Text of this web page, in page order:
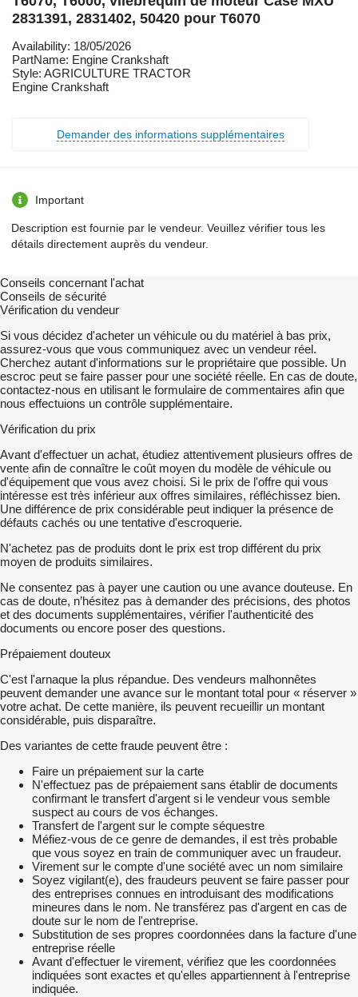
2831391, 2831402, 50420 pour T6070
Availability: 18/05/2026
PartName: Engine Crankshaft
Style: AGRICULTURE TRACTOR
Engine Crankshaft
Demander des informations supplémentaires
Important
Description est fournie par le vendeur. Veuillez vérifier tous les
détails directement auprès du vendeur.
Conseils concernant l'achat
Conseils de sécurité
Vérification du vendeur
Si vous décidez d'acheter un véhicule ou du matériel à bas prix,
assurez-vous que vous communiquez avec un vendeur réel.
Cherchez autant d'informations sur le propriétaire que possible. Un
escroc peut se faire passer pour une société réelle. En cas de doute,
contactez-nous en utilisant le formulaire de commentaires afin que
nous effectuions un contrôle supplémentaire.
Vérification du prix
Avant d'effectuer un achat, étudiez attentivement plusieurs offres de
vente afin de connaître le coût moyen du modèle de véhicule ou
d'équipement que vous avez choisi. Si le prix de l'offre qui vous
intéresse est très inférieur aux offres similaires, réfléchissez bien.
Une différence de prix considérable peut indiquer la présence de
défauts cachés ou une tentative d'escroquerie.
N'achetez pas de produits dont le prix est trop différent du prix
moyen de produits similaires.
Ne consentez pas à payer une caution ou une avance douteuse. En
cas de doute, n’hésitez pas à demander des précisions, des photos
et des documents supplémentaires, vérifier l'authenticité des
documents ou encore poser des questions.
Prépaiement douteux
C'est l'arnaque la plus répandue. Des vendeurs malhonnêtes
peuvent demander une avance sur le montant total pour « réserver »
votre achat. De cette manière, ils peuvent recueillir un montant
considérable, puis disparaître.
Des variantes de cette fraude peuvent être :
Faire un prépaiement sur la carte
N'effectuez pas de prépaiement sans établir de documents
confirmant le transfert d'argent si le vendeur vous semble
suspect au cours de vos échanges.
Transfert de l'argent sur le compte séquestre
Méfiez-vous de ce genre de demandes, il est très probable
que vous soyez en train de communiquer avec un fraudeur.
Virement sur le compte d'une société avec un nom similaire
Soyez vigilant(e), des fraudeurs peuvent se faire passer pour
des entreprises connues en introduisant des modifications
mineures dans le nom. Ne transférez pas d'argent en cas de
doute sur le nom de l'entreprise.
Substitution de ses propres coordonnées dans la facture d'une
entreprise réelle
Avant d'effectuer le virement, vérifiez que les coordonnées
indiquées sont exactes et qu'elles appartiennent à l'entreprise
indiquée.